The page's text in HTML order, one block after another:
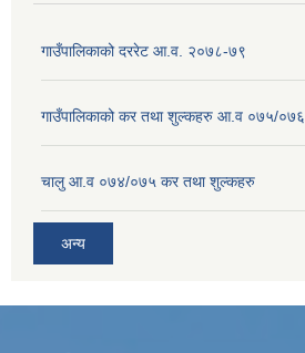
गाउँपालिकाको दररेट आ.व. २०७८-७९
गाउँपालिकाको कर तथा शुल्कहरु आ.व ०७५/०७६
चालु आ.व ०७४/०७५ कर तथा शुल्कहरु
अन्य